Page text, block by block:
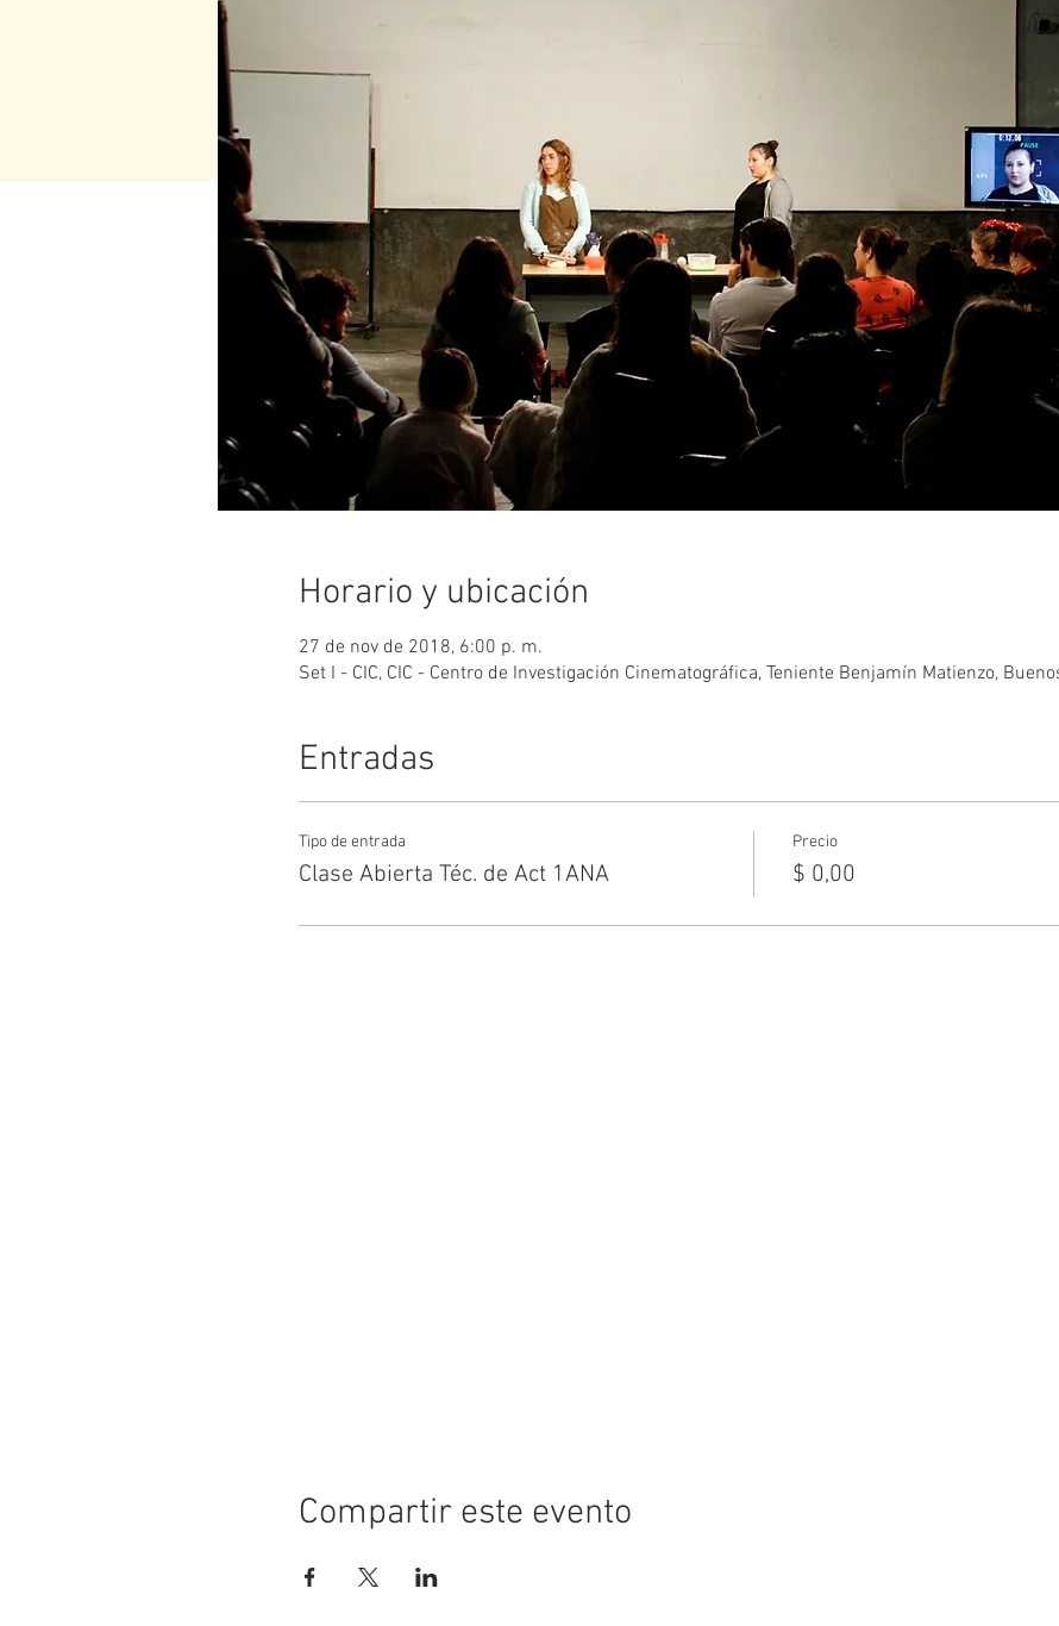
Horario y ubicación
27 de nov de 2018, 6:00 p. m.
Set I - CIC, CIC - Centro de Investigación Cinematográfica, Teniente Benjamín Matienzo,
Entradas
Tipo de entrada
Clase Abierta Téc. de Act 1ANA
Precio
$ 0,00
Compartir este evento